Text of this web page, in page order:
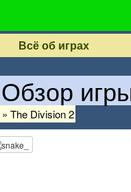
Всё об играх
Обзор
» The Division 2